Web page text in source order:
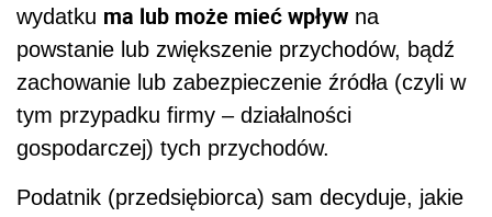
wydatku ma lub może mieć wpływ na
powstanie lub zwiększenie przychodów, bądź
zachowanie lub zabezpieczenie źródła (czyli w
tym przypadku firmy – działalności
gospodarczej) tych przychodów.
Podatnik (przedsiębiorca) sam decyduje, jakie